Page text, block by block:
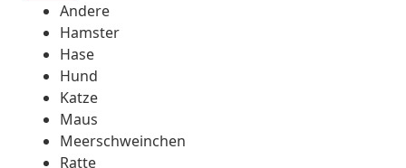
Andere
Hamster
Hase
Hund
Katze
Maus
Meerschweinchen
Ratte